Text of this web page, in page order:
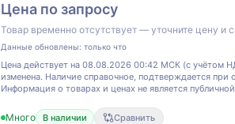
Цена по запросу
Товар временно отсутствует — уточните цену и
Данные обновлены: только что
Цена действует на 08.08.2026 00:42 МСК (с учётом
изменена. Наличие справочное, подтверждается при
Информация о товарах и ценах не является
Много В наличии Сравнить